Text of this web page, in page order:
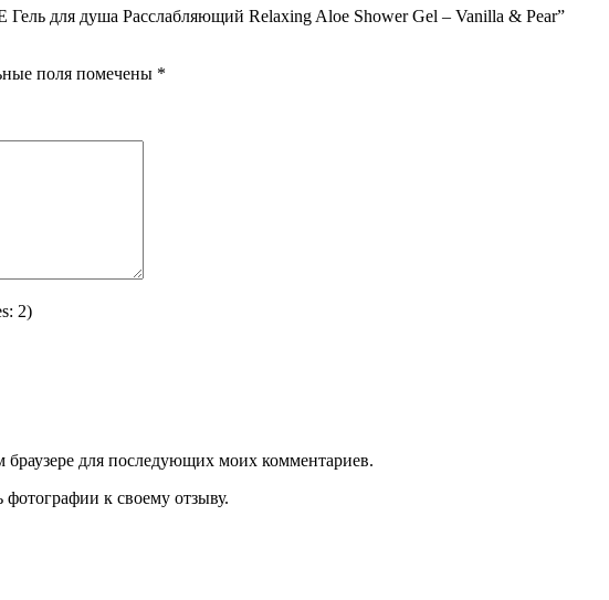
Гель для душа Расслабляющий Relaxing Aloe Shower Gel – Vanilla & Pear”
поля помечены *
2)
браузере для последующих моих комментариев.
к своему отзыву.